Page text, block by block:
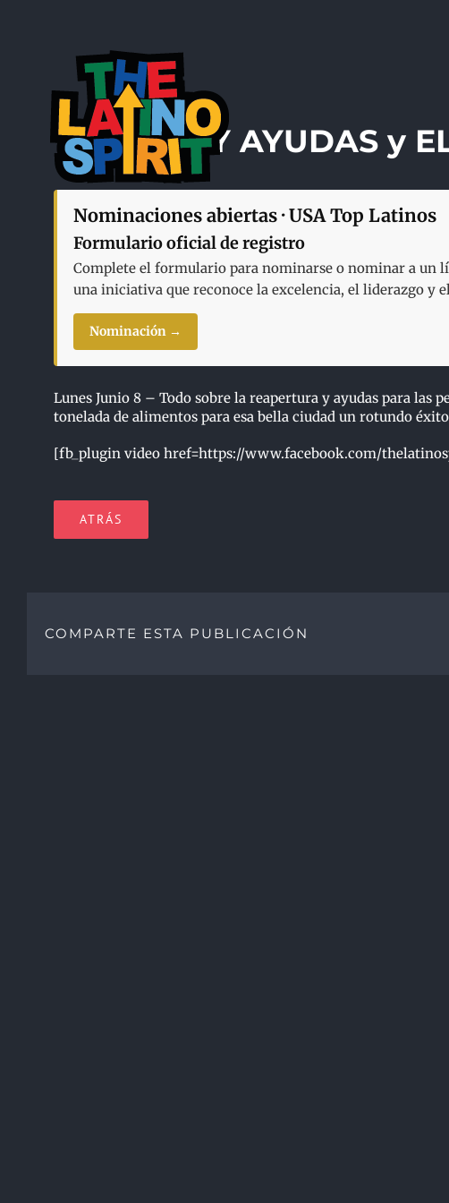
HOY AYUDAS y
Nominaciones abiertas · USA Top Latinos
Formulario oficial de registro
Complete el formulario para nominarse o nominar a un
una iniciativa que reconoce la excelencia, el liderazgo y
Nominación →
Lunes Junio 8 – Todo sobre la reapertura y ayudas para las
tonelada de alimentos para esa bella ciudad un rotundo
[fb_plugin video href=https://www.facebook.com/
ATRÁS
COMPARTE ESTA PUBLICACIÓN